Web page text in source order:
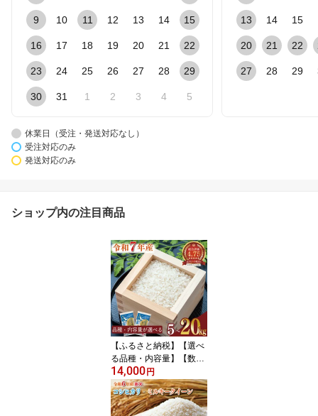
9 10 11 12 13 14 15
16 17 18 19 20 21 22
23 24 25 26 27 28 29
30 31 1 2 3 4 5
13 14 15
20 21 22
27 28 29
休業日（受注・発送対応なし）
受注対応のみ
発送対応のみ
ショップ内の注目商品
【ふるさと納税】【選べ
る品種・内容量】【数量
限定】R7年産 茨城県産
米｜米 お米 こめ あきた
こまち コシヒカリ ミル
キークイーン にじのきら
14,000 円